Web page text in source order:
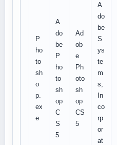
P
ho
to
sh
o
p.
ex
e
A
do
be
P
ho
to
sh
op
C
S
5
Ad
ob
e
Ph
oto
sh
op
CS
5
A
do
be
S
ys
te
m
s,
In
co
rp
or
at